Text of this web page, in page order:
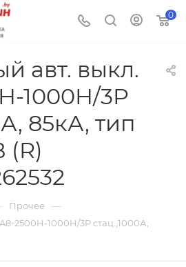
0
авт. выкл.
1000H/3P
85кА, тип
(R)
Прочее —
2500H-1000H/3P стац.,1000А,